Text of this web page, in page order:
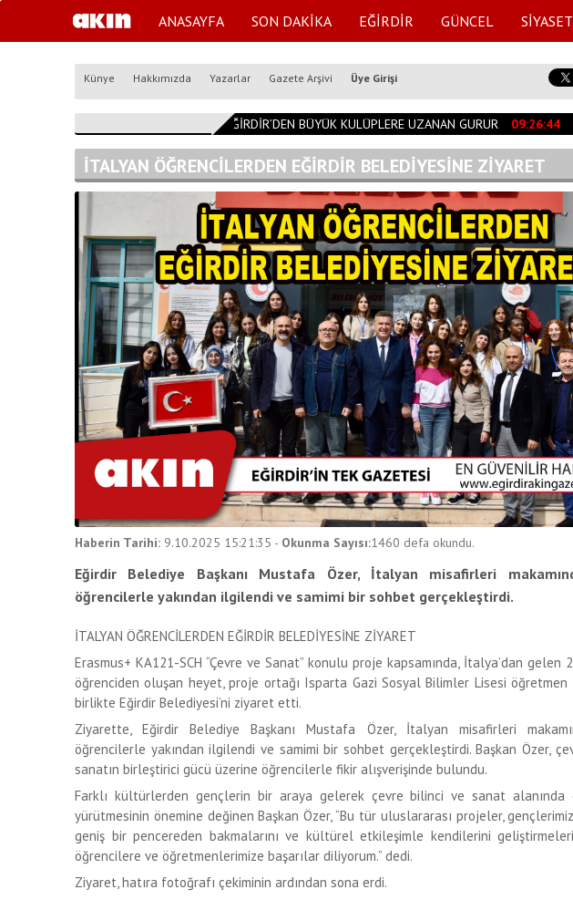
ANASAYFA SON DAKİKA EĞİRDİR GÜNCEL SİYASET
Künye Hakkımızda Yazarlar Gazete Arşivi Üye Girişi
EĞİRDİR’DEN BÜYÜK KULÜPLERE UZANAN GURUR 09:26:44
İTALYAN ÖĞRENCİLERDEN EĞİRDİR BELEDİYESİNE ZİYARET
Haberin Tarihi: 9.10.2025 15:21:35 - Okunma Sayısı:1460 defa okundu.
Eğirdir Belediye Başkanı Mustafa Özer, İtalyan misafirleri
öğrencilerle yakından ilgilendi ve samimi bir sohbet gerçekleştirdi.
İTALYAN ÖĞRENCİLERDEN EĞİRDİR BELEDİYESİNE ZİYARET
Erasmus+ KA121-SCH “Çevre ve Sanat” konulu proje kapsamında, İtalya’dan gelen
öğrenciden oluşan heyet, proje ortağı Isparta Gazi Sosyal Bilimler Lisesi
birlikte Eğirdir Belediyesi’ni ziyaret etti.
Ziyarette, Eğirdir Belediye Başkanı Mustafa Özer, İtalyan misafirleri
öğrencilerle yakından ilgilendi ve samimi bir sohbet gerçekleştirdi. Başkan Özer,
sanatın birleştirici gücü üzerine öğrencilerle fikir alışverişinde bulundu.
Farklı kültürlerden gençlerin bir araya gelerek çevre bilinci ve sanat alanında
yürütmesinin önemine değinen Başkan Özer, “Bu tür uluslararası projeler,
geniş bir pencereden bakmalarını ve kültürel etkileşimle kendilerini
öğrencilere ve öğretmenlerimize başarılar diliyorum.” dedi.
Ziyaret, hatıra fotoğrafı çekiminin ardından sona erdi.